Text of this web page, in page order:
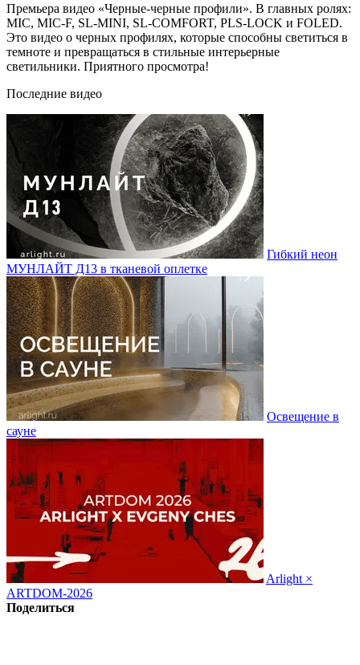
Премьера видео «Черные-черные профили». В главных ролях:
MIC, MIC-F, SL-MINI, SL-COMFORT, PLS-LOCK и FOLED.
Это видео о черных профилях, которые способны светиться в
темноте и превращаться в стильные интерьерные
светильники. Приятного просмотра!
Последние видео
Гибкий неон
МУНЛАЙТ Д13 в тканевой оплетке
Освещение в
сауне
Arlight ×
ARTDOM-2026
Поделиться